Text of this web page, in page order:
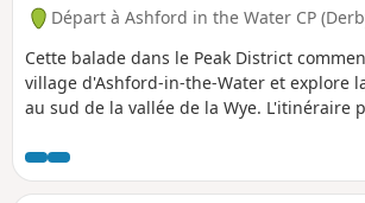
Départ à Ashford in the Water CP
Cette balade dans le Peak District
village d'Ashford-in-the-Water et explore
au sud de la vallée de la Wye. L'itinéraire
emprunte principalement des chemins de